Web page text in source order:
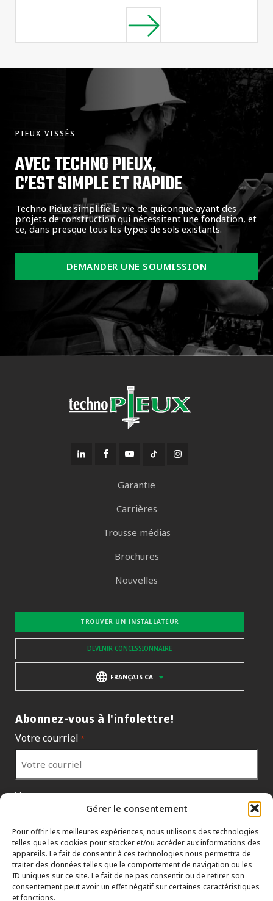
Gérer le consentement
Pour offrir les meilleures expériences, nous utilisons des technologies
telles que les cookies pour stocker et/ou accéder aux informations des
appareils. Le fait de consentir à ces technologies nous permettra de
traiter des données telles que le comportement de navigation ou les
ID uniques sur ce site. Le fait de ne pas consentir ou de retirer son
consentement peut avoir un effet négatif sur certaines caractéristiques
et fonctions.
PIEUX VISSÉS
AVEC TECHNO PIEUX,
C’EST SIMPLE ET RAPIDE
Techno Pieux simplifie la vie de quiconque ayant des
projets de construction qui nécessitent une fondation, et
ce, dans presque tous les types de sols existants.
DEMANDER UNE SOUMISSION
Garantie
Carrières
Trousse médias
Brochures
Nouvelles
TROUVER UN INSTALLATEUR
DEVENIR CONCESSIONNAIRE
FRANÇAIS CA
Abonnez-vous à l'infolettre!
Votre courriel *
Votre pays*